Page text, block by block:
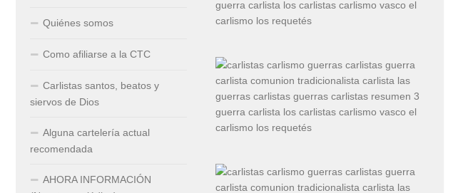
Quiénes somos
Como afiliarse a la CTC
Carlistas santos, beatos y
siervos de Dios
Alguna cartelería actual
recomendada
AHORA INFORMACIÓN